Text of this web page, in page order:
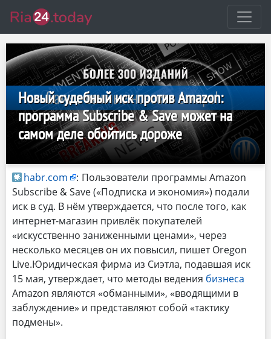
Новый судебный иск против Amazon:
программа Subscribe & Save может на
самом деле обойтись дороже
habr.com : Пользователи программы Amazon
Subscribe & Save («Подписка и экономия») подали
иск в суд. В нём утверждается, что после того, как
интернет-магазин привлёк покупателей
«искусственно заниженными ценами», через
несколько месяцев он их повысил, пишет Oregon
Live.Юридическая фирма из Сиэтла, подавшая иск
15 мая, утверждает, что методы ведения бизнеса
Amazon являются «обманными», «вводящими в
заблуждение» и представляют собой «тактику
подмены».